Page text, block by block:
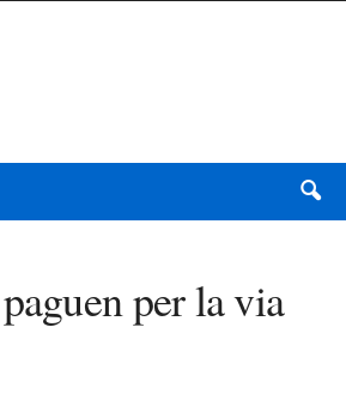
per la via